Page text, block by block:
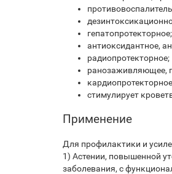
гепатопротекторное;
антиоксидантное,
радиопротекторное;
ранозаживляющее,
стимулирует
Применение
Для профилактики и
1) Астении, повышенной
заболевания, с